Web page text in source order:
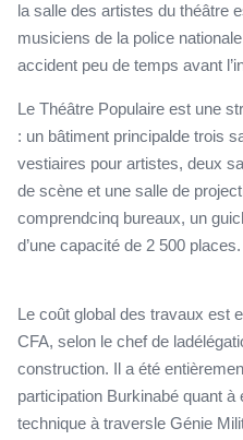
la salle des artistes du théâtre
musiciens de la police
accident peu de temps avant
Le Théâtre Populaire est une
: un bâtiment principalde trois
vestiaires pour artistes, deux
de scène et une salle de
comprendcinq bureaux, un
d’une capacité de 2 500 places.
Le coût global des travaux est
CFA, selon le chef de
construction. Il a été
participation Burkinabé quant
technique à traversle Génie